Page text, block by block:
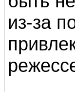
из-за